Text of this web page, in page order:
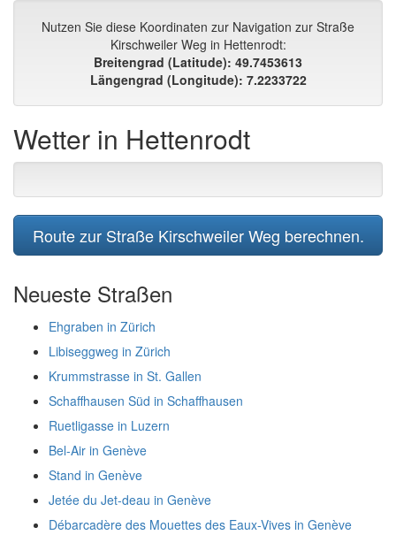
Nutzen Sie diese Koordinaten zur Navigation zur Straße
Kirschweiler Weg in Hettenrodt:
Breitengrad (Latitude): 49.7453613
Längengrad (Longitude): 7.2233722
Wetter in Hettenrodt
Route zur Straße Kirschweiler Weg berechnen.
Neueste Straßen
Ehgraben in Zürich
Libiseggweg in Zürich
Krummstrasse in St. Gallen
Schaffhausen Süd in Schaffhausen
Ruetligasse in Luzern
Bel-Air in Genève
Stand in Genève
Jetée du Jet-deau in Genève
Débarcadère des Mouettes des Eaux-Vives in Genève